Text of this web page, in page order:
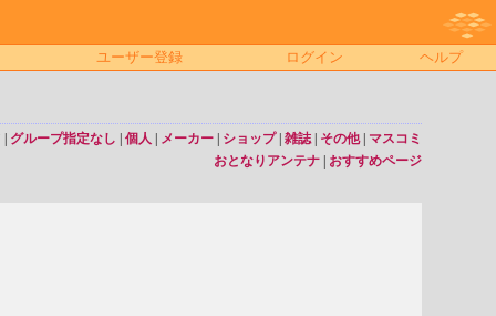
ユーザー登録 ログイン ヘルプ
グループ指定なし 個人 メーカー| ショップ| 雑誌| その他| マスコミ
おとなりアンテナ| おすすめページ